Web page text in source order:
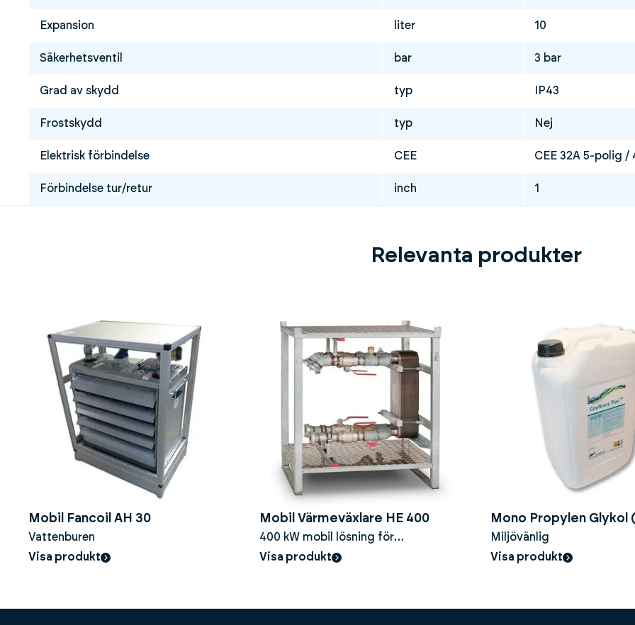
Expansion liter 10
Säkerhetsventil bar 3 bar
Grad av skydd typ IP43
Frostskydd typ Nej
Elektrisk förbindelse CEE CEE 32A 5-polig /
Förbindelse tur/retur inch 1
Relevanta produkter
Mobil Fancoil AH 30
Vattenburen
Visa produkt
Mobil Värmeväxlare HE 400
400 kW mobil lösning för
systemseparering - Tillfällig
Visa produkt
Mono Propylen Glykol
100% - 25liter
Miljövänlig
Visa produkt